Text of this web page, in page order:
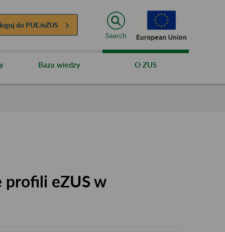
do PUE/eZUS
Search
Baza wiedzy O ZUS
profili eZUS w